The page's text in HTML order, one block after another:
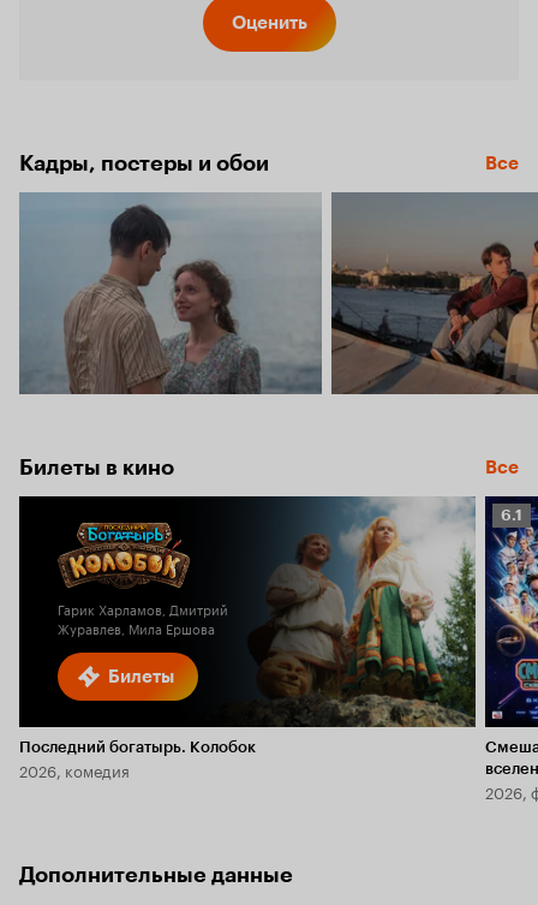
7.5
Оценить
Кадры, постеры и обои Все
Билеты в кино Все
Билеты
Гарик Харламов, Дмитрий
Журавлев, Мила Ершова
Последний богатырь. Колобок
2026, комедия
6.1
6.1
2026,
Дополнительные данные